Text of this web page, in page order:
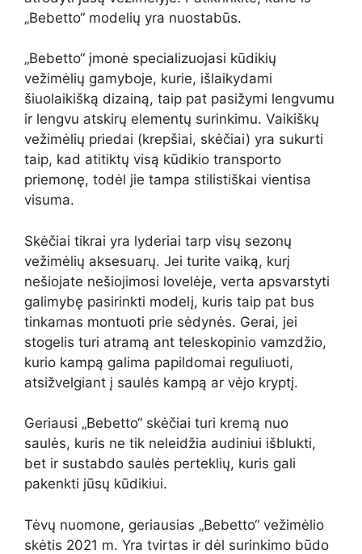
„Bebetto“ modelių yra nuostabūs.
„Bebetto“ įmonė specializuojasi kūdikių
vežimėlių gamyboje, kurie, išlaikydami
šiuolaikišką dizainą, taip pat pasižymi lengvumu
ir lengvu atskirų elementų surinkimu. Vaikiškų
vežimėlių priedai (krepšiai, skėčiai) yra sukurti
taip, kad atitiktų visą kūdikio transporto
priemonę, todėl jie tampa stilistiškai vientisa
visuma.
Skėčiai tikrai yra lyderiai tarp visų sezonų
vežimėlių aksesuarų. Jei turite vaiką, kurį
nešiojate nešiojimosi lovelėje, verta apsvarstyti
galimybę pasirinkti modelį, kuris taip pat bus
tinkamas montuoti prie sėdynės. Gerai, jei
stogelis turi atramą ant teleskopinio vamzdžio,
kurio kampą galima papildomai reguliuoti,
atsižvelgiant į saulės kampą ar vėjo kryptį.
Geriausi „Bebetto“ skėčiai turi kremą nuo
saulės, kuris ne tik neleidžia audiniui išblukti,
bet ir sustabdo saulės perteklių, kuris gali
pakenkti jūsų kūdikiui.
Tėvų nuomone, geriausias „Bebetto“ vežimėlio
skėtis 2021 m. Yra tvirtas ir dėl surinkimo būdo